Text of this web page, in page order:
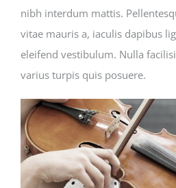
nibh interdum mattis.
vitae mauris a, iaculis dapibus
eleifend vestibulum. Nulla
varius turpis quis posuere.